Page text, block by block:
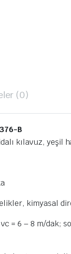
(0)
B
kılavuz, yeşil
kimyasal
= 6 – 8 m/dak;